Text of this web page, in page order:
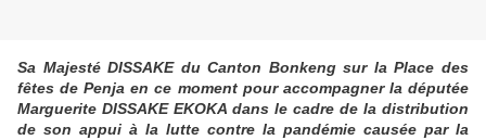
Sa Majesté DISSAKE du Canton Bonkeng sur la Place des
fêtes de Penja en ce moment pour accompagner la députée
Marguerite DISSAKE EKOKA dans le cadre de la distribution
de son appui à la lutte contre la pandémie causée par la